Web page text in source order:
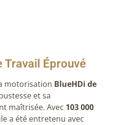
Éprouvé
motorisation BlueHDi de
et sa
maîtrisée. Avec 103 000
a été entretenu avec